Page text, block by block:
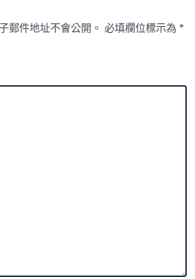
郵件地址不會公開。 必填欄位標示為*